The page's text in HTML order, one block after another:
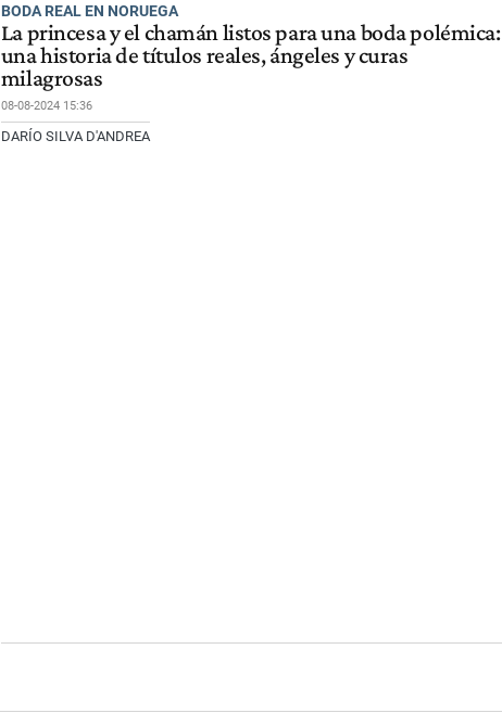
BODA REAL EN NORUEGA
La princesa y el chamán listos para una boda polémica:
una historia de títulos reales, ángeles y curas
milagrosas
08-08-2024 15:36
DARÍO SILVA D'ANDREA